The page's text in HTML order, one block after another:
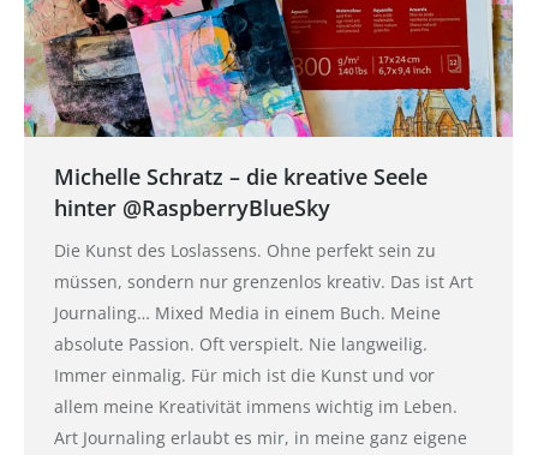
Michelle Schratz – die kreative Seele
hinter @RaspberryBlueSky
Die Kunst des Loslassens. Ohne perfekt sein zu
müssen, sondern nur grenzenlos kreativ. Das ist Art
Journaling… Mixed Media in einem Buch. Meine
absolute Passion. Oft verspielt. Nie langweilig.
Immer einmalig. Für mich ist die Kunst und vor
allem meine Kreativität immens wichtig im Leben.
Art Journaling erlaubt es mir, in meine ganz eigene